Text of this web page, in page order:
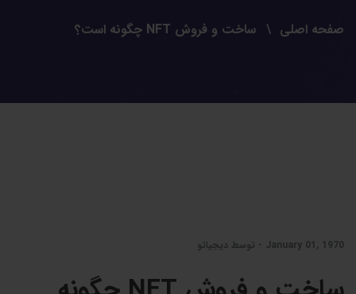
صفحه اصلی ساخت و فروش NFT چگونه است؟
January 01, 1970 - توسط دیجیاتو